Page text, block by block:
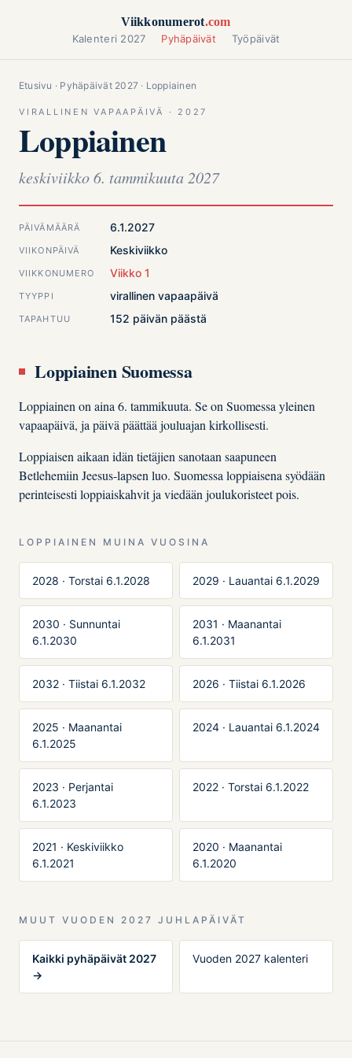
Viikkonumerot.com
Kalenteri 2027 Pyhäpäivät Työpäivät
Etusivu · Pyhäpäivät 2027 · Loppiainen
VIRALLINEN VAPAAPÄIVÄ · 2027
Loppiainen
keskiviikko 6. tammikuuta 2027
PÄIVÄMÄÄRÄ 6.1.2027
VIIKONPÄIVÄ Keskiviikko
VIIKKONUMERO Viikko 1
TYYPPI virallinen vapaapäivä
TAPAHTUU 152 päivän päästä
Loppiainen Suomessa
Loppiainen on aina 6. tammikuuta. Se on Suomessa yleinen
vapaapäivä, ja päivä päättää jouluajan kirkollisesti.
Loppiaisen aikaan idän tietäjien sanotaan saapuneen
Betlehemiin Jeesus-lapsen luo. Suomessa loppiaisena syödään
perinteisesti loppiaiskahvit ja viedään joulukoristeet pois.
LOPPIAINEN MUINA VUOSINA
2028 · Torstai 6.1.2028 2029 · Lauantai 6.1.2029
2030 · Sunnuntai
6.1.2030
2031 · Maanantai
6.1.2031
2032 · Tiistai 6.1.2032 2026 · Tiistai 6.1.2026
2025 · Maanantai
6.1.2025
2024 · Lauantai 6.1.2024
2023 · Perjantai
6.1.2023
2022 · Torstai 6.1.2022
2021 · Keskiviikko
6.1.2021
2020 · Maanantai
6.1.2020
MUUT VUODEN 2027 JUHLAPÄIVÄT
Kaikki pyhäpäivät 2027
→
Vuoden 2027 kalenteri